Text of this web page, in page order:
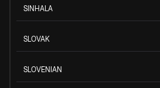
SINHALA
SLOVAK
SLOVENIAN